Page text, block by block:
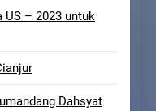
US – 2023 untuk
Dahsyat